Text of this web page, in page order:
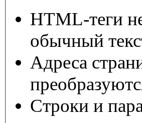
HTML-теги
обычный
Адреса
Строки и